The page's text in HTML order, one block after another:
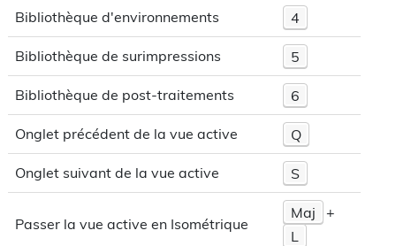
Bibliothèque d'environnements 4
Bibliothèque de surimpressions 5
Bibliothèque de post-traitements 6
Onglet précédent de la vue active Q
Onglet suivant de la vue active S
Passer la vue active en Isométrique
Maj
+
L